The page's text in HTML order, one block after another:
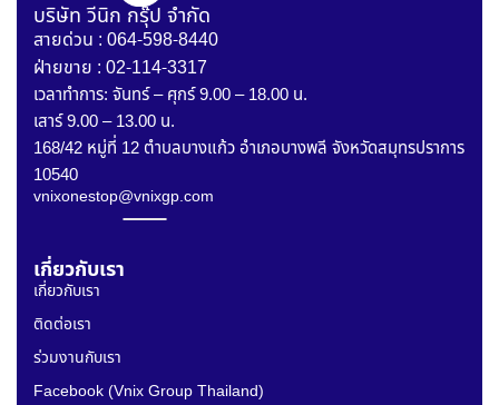
บริษัท วีนิก กรุ๊ป จำกัด
สายด่วน : 064-598-8440
ฝ่ายขาย : 02-114-3317
เวลาทำการ: จันทร์ – ศุกร์ 9.00 – 18.00 น.
เสาร์ 9.00 – 13.00 น.
168/42 หมู่ที่ 12 ตำบลบางแก้ว อำเภอบางพลี จังหวัดสมุทรปราการ
10540
vnixonestop@vnixgp.com
เกี่ยวกับเรา
เกี่ยวกับเรา
ติดต่อเรา
ร่วมงานกับเรา
Facebook (Vnix Group Thailand)